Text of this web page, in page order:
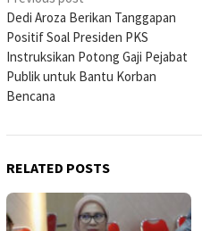
navigation
Dedi Aroza Berikan Tanggapan
Positif Soal Presiden PKS
Instruksikan Potong Gaji Pejabat
Publik untuk Bantu Korban
Bencana
RELATED POSTS